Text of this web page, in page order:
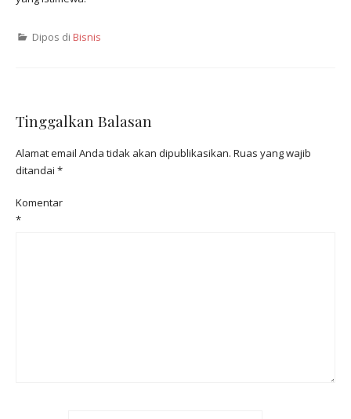
Dipos di Bisnis
Tinggalkan Balasan
Alamat email Anda tidak akan dipublikasikan. Ruas yang wajib
ditandai *
Komentar
*